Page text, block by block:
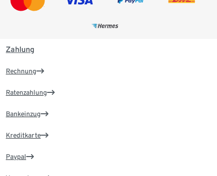
Zahlung
Rechnung
Ratenzahlung
Bankeinzug
Kreditkarte
Paypal